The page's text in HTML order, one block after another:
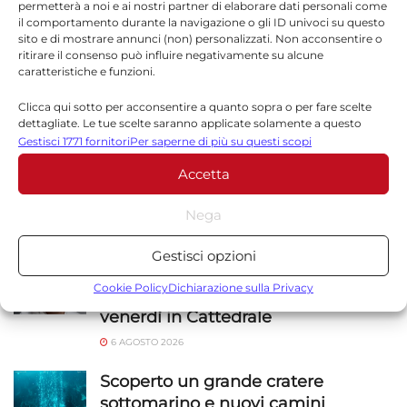
permetterà a noi e ai nostri partner di elaborare dati personali come
il comportamento durante la navigazione o gli ID univoci su questo
sito e di mostrare annunci (non) personalizzati. Non acconsentire o
ritirare il consenso può influire negativamente su alcune
caratteristiche e funzioni.
Clicca qui sotto per acconsentire a quanto sopra o per fare scelte
dettagliate. Le tue scelte saranno applicate solamente a questo
sito. È possibile modificare le impostazioni in qualsiasi momento,
compreso il ritiro del consenso, utilizzando i pulsanti della Cookie
Policy o cliccando sul pulsante di gestione del consenso nella parte
inferiore dello schermo.
Statistiche
Archiviare informazioni su dispositivo e/o accedervi, Misurare le
prestazioni degli annunci, Misurare le prestazioni dei contenuti,
combinazione di dati provenienti da fonti diverse.
Marketing
Archiviare informazioni su dispositivo e/o accedervi, Utilizzare
Gestisci 1771 fornitoriPer saperne di più su questi scopi
Accetta
Nega
Gestisci opzioni
Cookie PolicyDichiarazione sulla Privacy
Sito web
Alessandra Frazzica morta a 21 anni
nel crollo di Pistinuna: funerali
venerdì in Cattedrale
6 AGOSTO 2026
Scoperto un grande cratere